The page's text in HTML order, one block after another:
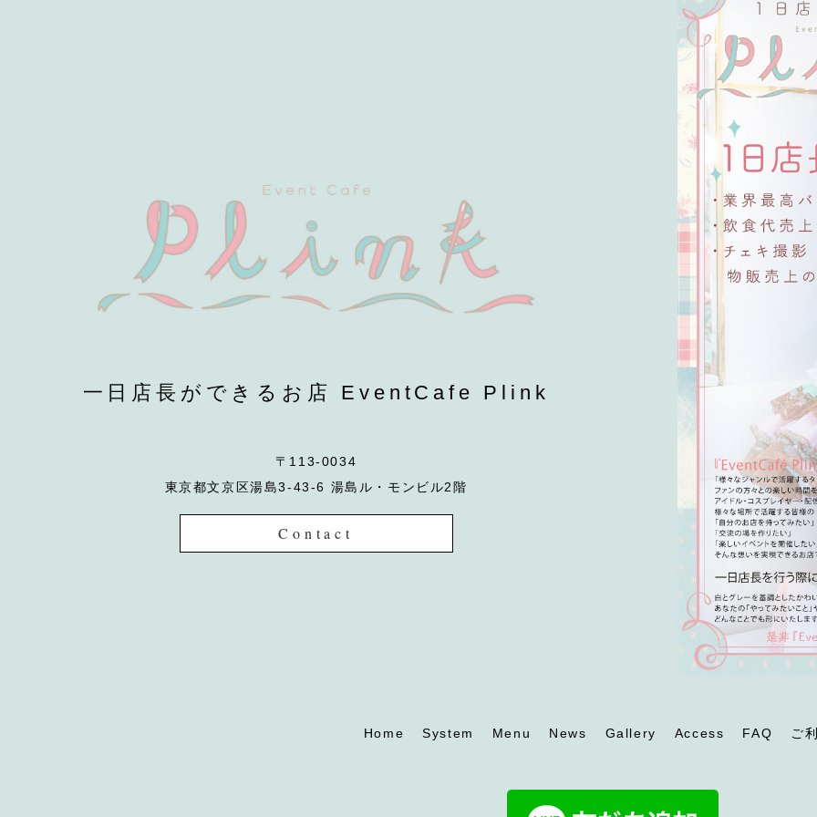
一日店長ができるお店 EventCafe Plink
〒113-0034
東京都文京区湯島3-43-6 湯島ル・モンビル2階
Contact
Home System Menu News Gallery Access FAQ ご